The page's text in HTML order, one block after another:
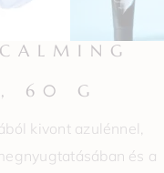
60 G
kivont azulénnel,
és a